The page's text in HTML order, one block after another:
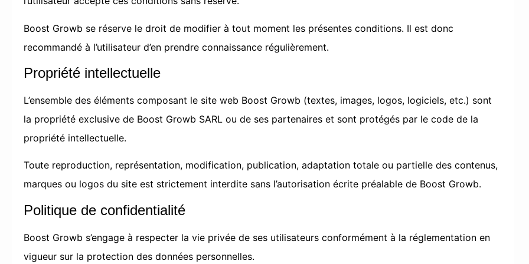
Boost Growb se réserve le droit de modifier à tout moment les présentes conditions. Il est donc
recommandé à l’utilisateur d’en prendre connaissance régulièrement.
Propriété intellectuelle
L’ensemble des éléments composant le site web Boost Growb (textes, images, logos, logiciels, etc.) sont
la propriété exclusive de Boost Growb SARL ou de ses partenaires et sont protégés par le code de la
propriété intellectuelle.
Toute reproduction, représentation, modification, publication, adaptation totale ou partielle des contenus,
marques ou logos du site est strictement interdite sans l’autorisation écrite préalable de Boost Growb.
Politique de confidentialité
Boost Growb s’engage à respecter la vie privée de ses utilisateurs conformément à la réglementation en
vigueur sur la protection des données personnelles.